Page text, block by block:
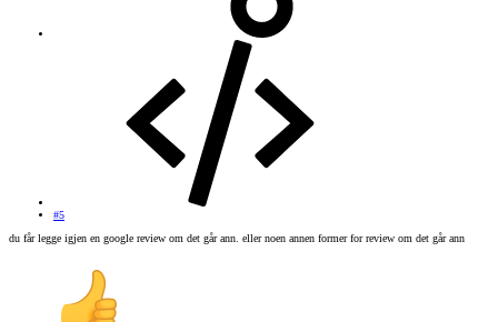
#5
du får legge igjen en google review om det går ann. eller noen annen former for review om det går ann